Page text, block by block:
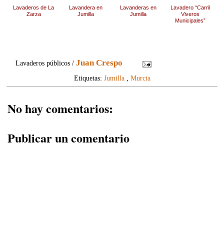
Lavaderos de La
Zarza
Lavandera en
Jumilla
Lavanderas en
Jumilla
Lavadero “Carril
Viveros
Municipales”
Lavaderos públicos /Juan Crespo
Etiquetas: Jumilla, Murcia
No hay comentarios:
Publicar un comentario